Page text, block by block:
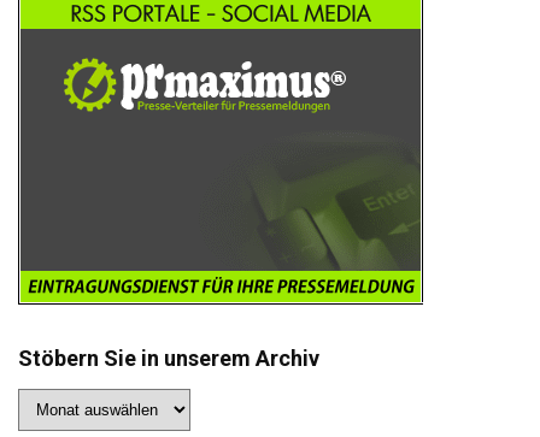
Stöbern Sie in unserem Archiv
Sie